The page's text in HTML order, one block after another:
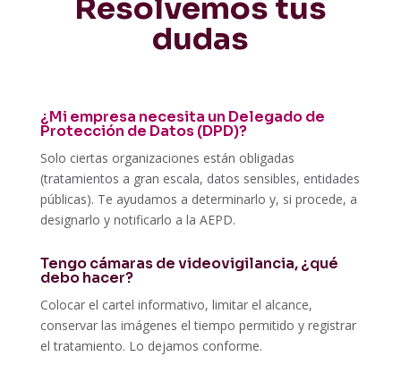
Resolvemos tus
dudas
¿Mi empresa necesita un Delegado de
Protección de Datos (DPD)?
Solo ciertas organizaciones están obligadas
(tratamientos a gran escala, datos sensibles, entidades
públicas). Te ayudamos a determinarlo y, si procede, a
designarlo y notificarlo a la AEPD.
Tengo cámaras de videovigilancia, ¿qué
debo hacer?
Colocar el cartel informativo, limitar el alcance,
conservar las imágenes el tiempo permitido y registrar
el tratamiento. Lo dejamos conforme.